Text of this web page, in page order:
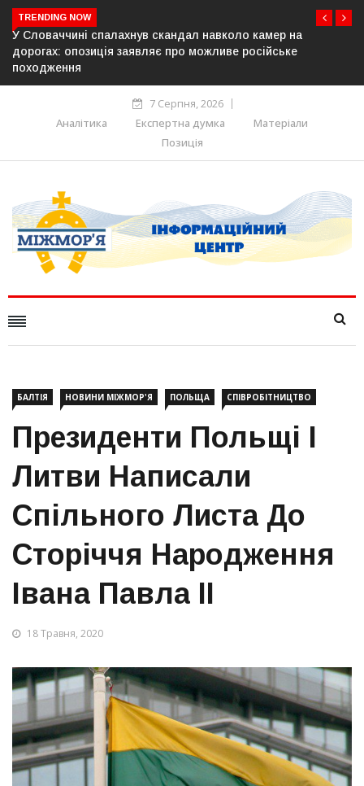
TRENDING NOW
камер на
російське
У Молдові готують план дій на випадок
постачання газу до Придністров’я
7 Серпня, 2026
Аналітика
Експертна думка
Матеріали
Позиція
БАЛТІЯ НОВИНИ МІЖМОР'Я ПОЛЬЩА СПІВРОБІТНИЦТВО
Президенти Польщі І
Литви Написали
Спільного Листа До
Сторіччя Народження
Івана Павла ІІ
18 Травня, 2020